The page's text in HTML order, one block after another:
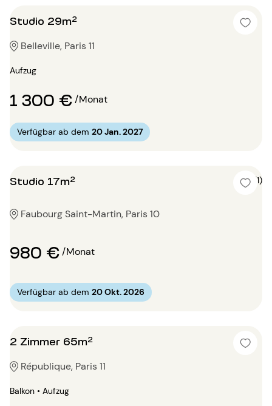
Studio 29m²
Belleville, Paris 11
Aufzug
1 300 €/Monat
Verfügbar ab dem 20 Jan. 2027
Studio 17m² 5 (1)
Faubourg Saint-Martin, Paris 10
980 €/Monat
Verfügbar ab dem 20 Okt. 2026
2 Zimmer 65m²
République, Paris 11
Balkon • Aufzug